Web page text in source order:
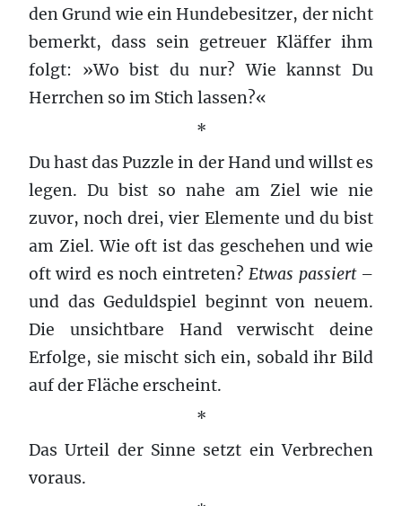
den Grund wie ein Hundebesitzer, der nicht
bemerkt, dass sein getreuer Kläffer ihm
folgt: »Wo bist du nur? Wie kannst Du
Herrchen so im Stich lassen?«
*
Du hast das Puzzle in der Hand und willst es
legen. Du bist so nahe am Ziel wie nie
zuvor, noch drei, vier Elemente und du bist
am Ziel. Wie oft ist das geschehen und wie
oft wird es noch eintreten?Etwas passiert–
und das Geduldspiel beginnt von neuem.
Die unsichtbare Hand verwischt deine
Erfolge, sie mischt sich ein, sobald ihr Bild
auf der Fläche erscheint.
*
Das Urteil der Sinne setzt ein Verbrechen
voraus.